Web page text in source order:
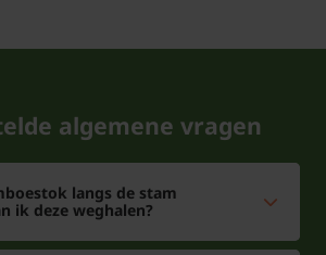
takken te laag
worden?
de onderste takken te laag zijn,
algemene vragen
langs de stam
ik deze weghalen?